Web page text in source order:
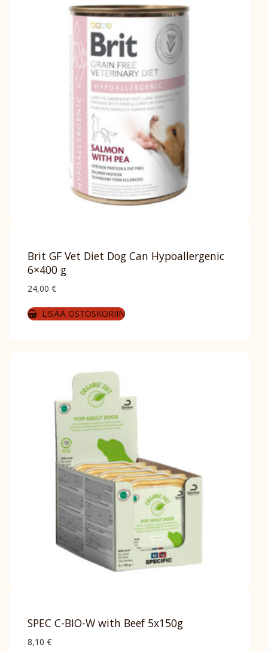
Brit GF Vet Diet Dog Can Hypoallergenic
6×400 g
24,00 €
LISÄÄ OSTOSKORIIN
SPEC C-BIO-W with Beef 5x150g
8,10 €